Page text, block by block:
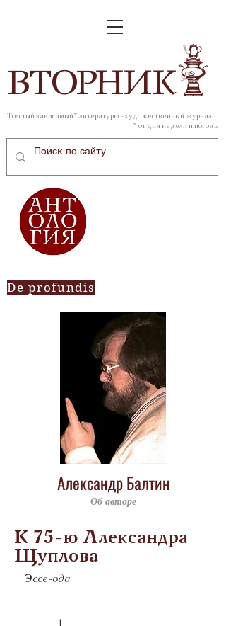
ВТОРНИК
Толстый зависимый* литературно-художественный журнал
* от дня недели и погоды
De profundis
Александр Балтин
Об авторе
К 75-ю Александра
Щуплова
Эссе-ода
1